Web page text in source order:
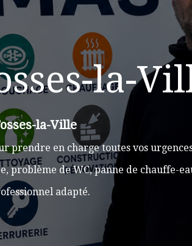
la-
la-Ville
prendre en charge toutes vos
problème de WC, panne de chauffe-
adapté.